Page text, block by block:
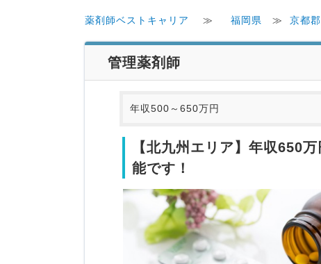
薬剤師ベストキャリア ≫ 福岡県 ≫ 京都郡
管理薬剤師
年収500～650万円
【北九州エリア】年収650
能です！